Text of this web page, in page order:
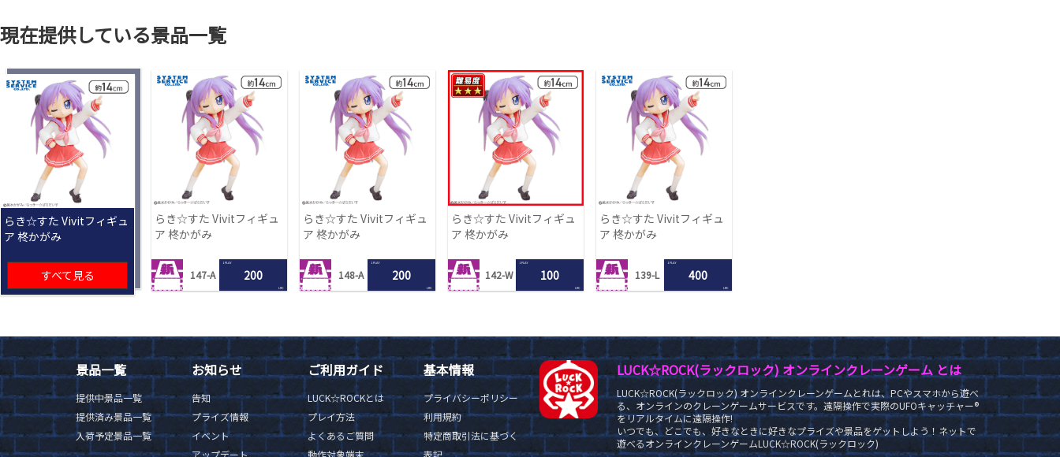
現在提供している景品一覧
らき☆すた Vivitフィギュ
ア 柊かがみ
すべて見る
らき☆すた Vivitフィギュ
ア 柊かがみ
147-A
1 PLAY
200
LRC
らき☆すた Vivitフィギュ
ア 柊かがみ
148-A
1 PLAY
200
LRC
らき☆すた Vivitフィギュ
ア 柊かがみ
142-W
1 PLAY
100
LRC
らき☆すた Vivitフィギュ
ア 柊かがみ
139-L
1 PLAY
400
LRC
景品一覧
提供中景品一覧
提供済み景品一覧
入荷予定景品一覧
お知らせ
告知
プライズ情報
イベント
アップデート
ご利用ガイド
LUCK☆ROCKとは
プレイ方法
よくあるご質問
動作対象端末
基本情報
プライバシーポリシー
利用規約
特定商取引法に基づく
表記
LUCK☆ROCK(ラックロック) オンラインクレーンゲーム とは
LUCK☆ROCK(ラックロック) オンラインクレーンゲームとれは、PCやスマホから遊べ
る、オンラインのクレーンゲームサービスです。遠隔操作で実際のUFOキャッチャー®
をリアルタイムに遠隔操作!
いつでも、どこでも、好きなときに好きなプライズや景品をゲットしよう！ネットで
遊べるオンラインクレーンゲームLUCK☆ROCK(ラックロック)